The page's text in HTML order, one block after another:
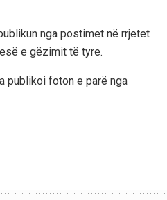
nga postimet në rrjetet
e gëzimit të tyre.
publikoi foton e parë nga